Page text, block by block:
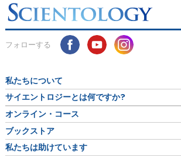
フォローする
私たちについて
サイエントロジーとは何ですか?
オンライン・コース
ブックストア
私たちは助けています